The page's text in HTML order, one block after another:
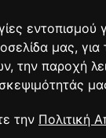
εντοπισμού
μας, για
την παροχή
την Πολιτική